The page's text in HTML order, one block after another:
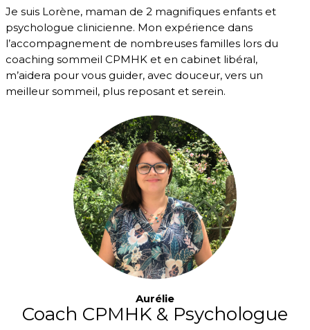
Je suis Lorène, maman de 2 magnifiques enfants et
psychologue clinicienne. Mon expérience dans
l’accompagnement de nombreuses familles lors du
coaching sommeil CPMHK et en cabinet libéral,
m’aidera pour vous guider, avec douceur, vers un
meilleur sommeil, plus reposant et serein.
Aurélie
Coach CPMHK & Psychologue